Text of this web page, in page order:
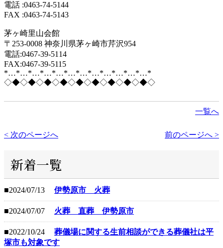
電話 :0463-74-5144
FAX :0463-74-5143
茅ヶ崎里山会館
〒253-0008 神奈川県茅ヶ崎市芹沢954
電話:0467-39-5114
FAX:0467-39-5115
*…*…*…*…*…*…*…*…*…*…*…*…*
◇◆◇◆◇◆◇◆◇◆◇◆◇◆◇◆◇◆◇
一覧へ
< 次のページへ 前のページへ >
新着一覧
■2024/07/13 伊勢原市 火葬
■2024/07/07 火葬 直葬 伊勢原市
■2022/10/24
葬儀場に関する生前相談ができる葬儀社は平
塚市も対象です